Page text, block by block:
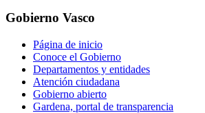
Gobierno Vasco
Página de inicio
Conoce el Gobierno
Departamentos y entidades
Atención ciudadana
Gobierno abierto
Gardena, portal de transparencia